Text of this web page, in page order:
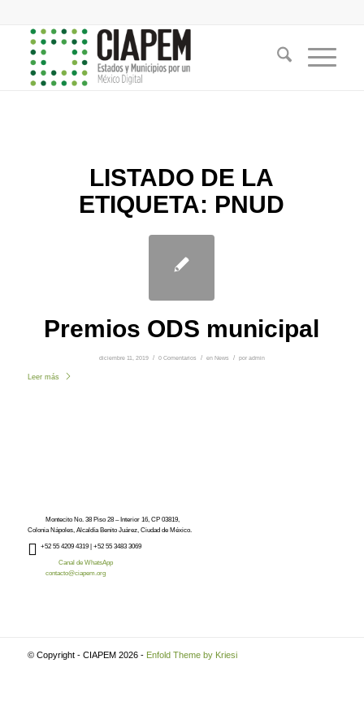
LISTADO DE LA
ETIQUETA: PNUD
Premios ODS municipal
diciembre 11, 2019 / 0 Comentarios / en News / por admin
Leer más
Montecito No. 38 Piso 28 – Interior 16, CP 03819,
Colonia Nápoles, Alcaldía Benito Juárez, Ciudad de México.
+52 55 4209 4319 | +52 55 3483 3069
Canal de WhatsApp
contacto@ciapem.org
© Copyright - CIAPEM 2026 - Enfold Theme by Kriesi